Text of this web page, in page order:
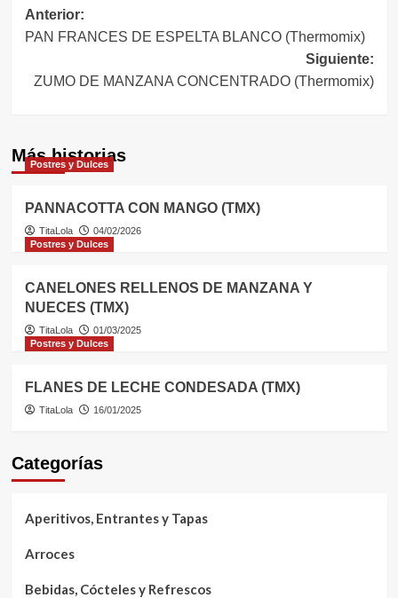
Navegación
de
entradas
Anterior:
PAN FRANCES DE ESPELTA BLANCO (Thermomix)
Siguiente:
ZUMO DE MANZANA CONCENTRADO (Thermomix)
Más historias
Postres y Dulces
PANNACOTTA CON MANGO (TMX)
TitaLola
04/02/2026
Postres y Dulces
CANELONES RELLENOS DE MANZANA Y
NUECES (TMX)
TitaLola
01/03/2025
Postres y Dulces
FLANES DE LECHE CONDESADA (TMX)
TitaLola 16/01/2025
Categorías
Aperitivos, Entrantes y Tapas
Arroces
Bebidas, Cócteles y Refrescos